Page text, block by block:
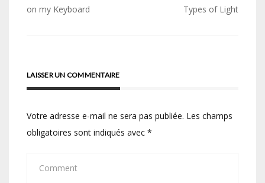
de
on my Keyboard Types of Light
LAISSER UN COMMENTAIRE
Votre adresse e-mail ne sera pas publiée. Les champs
obligatoires sont indiqués avec *